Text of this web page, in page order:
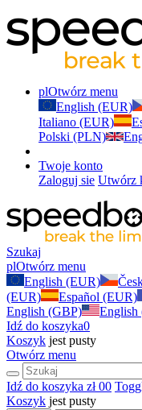
plOtwórz menu
English (EUR)
Italiano (EUR)
Polski (PLN)
Twoje konto
Zaloguj sie Utwórz
Szukaj
plOtwórz menu
English (EUR)
(EUR)
Español (EUR)
English (GBP)
English
Idź do koszyka0
Koszyk jest pusty
Otwórz menu
Idź do koszyka zł 00
Koszyk jest pusty